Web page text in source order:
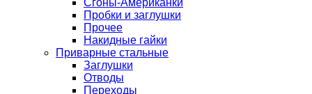
Пробки и заглушки
Прочее
Накидные гайки
Приварные стальные
Заглушки
Отводы
Переходы